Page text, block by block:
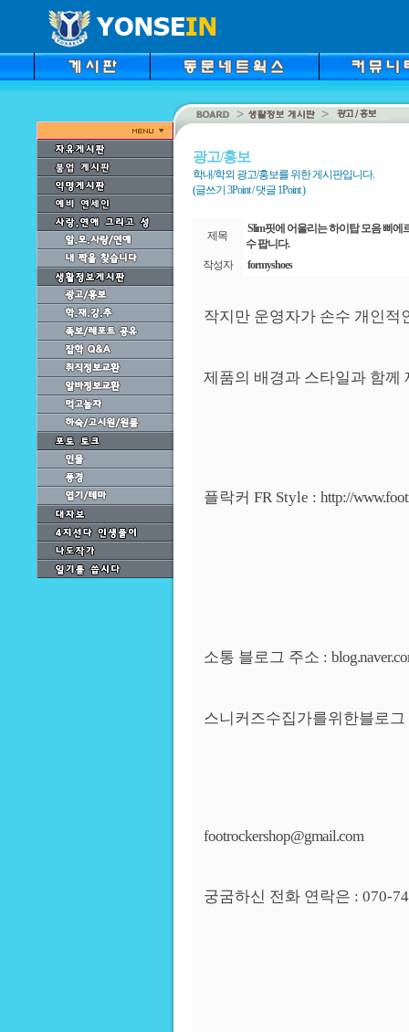
광고/홍보
학내/학외 광고/홍보를 위한 게시판입니다.
(글쓰기 3Point / 댓글 1Point )
제목
Slim핏에 어울리는 하이탑 모음 삐에
수 팝니다.
작성자
formyshoes
작지만 운영자가 손수 개인적
제품의 배경과 스타일과 함께
플락커 FR Style : http://
소통 블로그 주소 :
스니커즈수집가를위한블로
footrockershop@gmail.com
궁굼하신 전화 연락은 : 070-